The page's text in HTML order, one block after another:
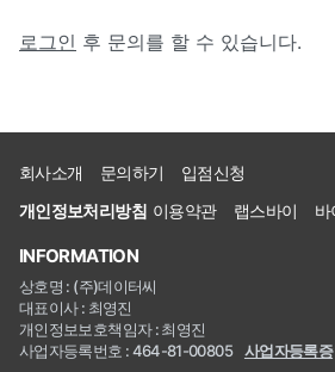
로그인 후 문의를 할 수 있습니다.
회사소개 문의하기
입점신청
개인정보처리방침 이용약관 랩스바이 바
INFORMATION
상호명 : (주)데이터씨
대표이사 : 최영진
개인정보보호책임자 : 최영진
사업자등록번호 : 464-81-00805
사업자등록증